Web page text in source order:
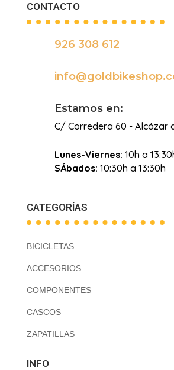
CONTACTO
926 308 612
Estamos en:
C/ Corredera 60 - Alcázar
Lunes-Viernes: 10h a
SÁbados: 10:30h a 13:30h
CATEGORÍAS
BICICLETAS
ACCESORIOS
COMPONENTES
CASCOS
ZAPATILLAS
INFO